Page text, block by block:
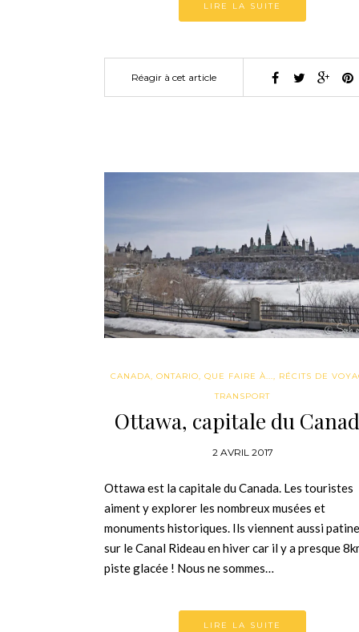
LIRE LA SUITE
Réagir à cet article
CANADA, ONTARIO, QUE FAIRE À..., RÉCITS DE
TRANSPORT
Ottawa, capitale du
2 AVRIL 2017
Ottawa est la capitale du Canada. Les touristes
aiment y explorer les nombreux musées et
monuments historiques. Ils viennent aussi
sur le Canal Rideau en hiver car il y a presque
piste glacée ! Nous ne sommes…
LIRE LA SUITE